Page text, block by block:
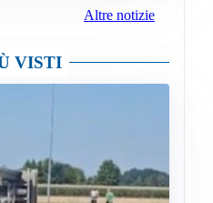
Altre notizie
VISTI